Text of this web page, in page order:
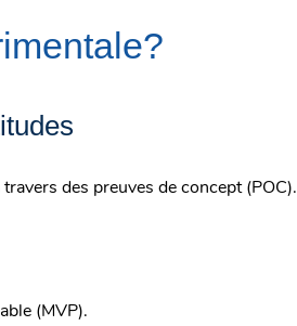
des preuves de concept (POC).
(MVP).